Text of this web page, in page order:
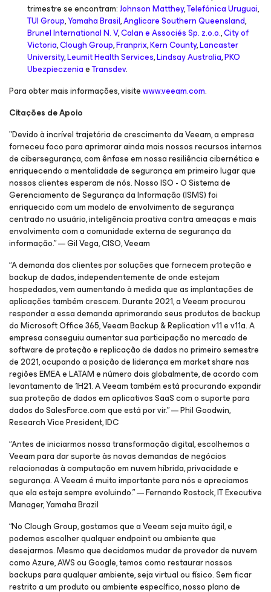
trimestre se encontram:Johnson Matthey,Telefónica Uruguai,
TUI Group,Yamaha Brasil,Anglicare Southern Queensland,
Brunel International N. V,Calan e Associés Sp. z.o.o.,City of
Victoria,Clough Group,Franprix,Kern County,Lancaster
University,Leumit Health Services,Lindsay Australia,PKO
UbezpieczeniaeTransdev.
Para obter mais informações, visitewww.veeam.com.
Citações de Apoio
"Devido à incrível trajetória de crescimento da Veeam, a empresa
forneceu foco para aprimorar ainda mais nossos recursos internos
de cibersegurança, com ênfase em nossa resiliência cibernética e
enriquecendo a mentalidade de segurança em primeiro lugar que
nossos clientes esperam de nós. Nosso ISO - O Sistema de
Gerenciamento de Segurança da Informação (ISMS) foi
enriquecido com um modelo de envolvimento de segurança
centrado no usuário, inteligência proativa contra ameaças e mais
envolvimento com a comunidade externa de segurança da
informação.” — Gil Vega, CISO, Veeam
“A demanda dos clientes por soluções que fornecem proteção e
backup de dados, independentemente de onde estejam
hospedados, vem aumentando à medida que as implantações de
aplicações também crescem. Durante 2021, a Veeam procurou
responder a essa demanda aprimorando seus produtos de backup
do Microsoft Office 365, Veeam Backup & Replication v11 e v11a. A
empresa conseguiu aumentar sua participação no mercado de
software de proteção e replicação de dados no primeiro semestre
de 2021, ocupando a posição de liderança em market share nas
regiões EMEA e LATAM e número dois globalmente, de acordo com
levantamento de 1H21. A Veeam também está procurando expandir
sua proteção de dados em aplicativos SaaS com o suporte para
dados do SalesForce.com que está por vir.” — Phil Goodwin,
Research Vice President, IDC
“Antes de iniciarmos nossa transformação digital, escolhemos a
Veeam para dar suporte às novas demandas de negócios
relacionadas à computação em nuvem híbrida, privacidade e
segurança. A Veeam é muito importante para nós e apreciamos
que ela esteja sempre evoluindo.” — Fernando Rostock, IT Executive
Manager, Yamaha Brazil
“No Clough Group, gostamos que a Veeam seja muito ágil, e
podemos escolher qualquer endpoint ou ambiente que
desejarmos. Mesmo que decidamos mudar de provedor de nuvem
como Azure, AWS ou Google, temos como restaurar nossos
backups para qualquer ambiente, seja virtual ou físico. Sem ficar
restrito a um produto ou ambiente específico, nosso plano de